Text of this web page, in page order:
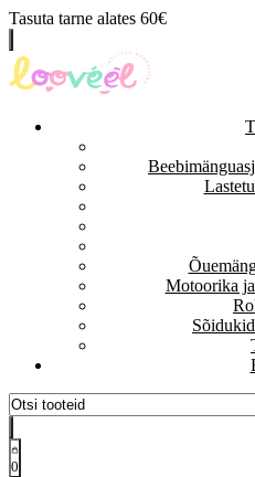
Tasuta tarne alates 60€
Motoorika
0